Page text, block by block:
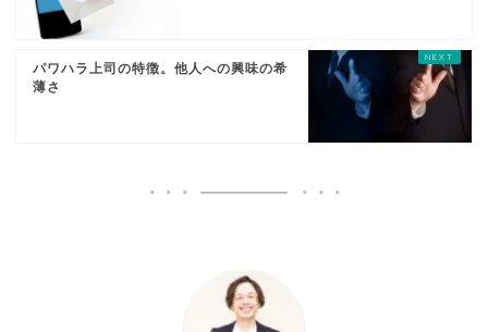
パワハラ上司の特徴。他人への興味の希
薄さ